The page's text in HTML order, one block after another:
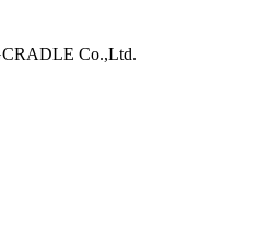
Co.,Ltd.